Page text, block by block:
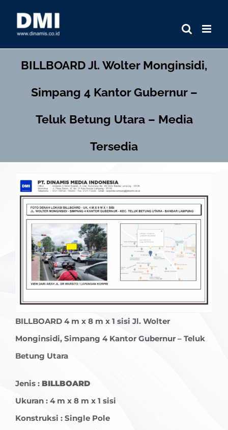
BILLBOARDJl. Wolter Monginsidi,
Simpang 4 Kantor Gubernur –
Teluk Betung Utara – Media
Tersedia
BILLBOARD 4 m x 8 m x 1 sisi Jl. Wolter
Monginsidi, Simpang 4 Kantor Gubernur – Teluk
Betung Utara
Jenis : BILLBOARD
Ukuran : 4 m x 8 m x 1 sisi
Konstruksi : Single Pole